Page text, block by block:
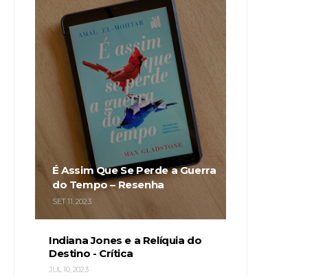
É Assim Que Se Perde a Guerra
do Tempo – Resenha
SET 11, 2023
Indiana Jones e a Relíquia do
Destino - Crítica
JUL 10, 2023